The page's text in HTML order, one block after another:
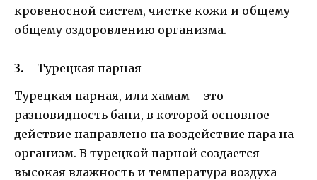
кровеносной систем, чистке кожи и общему
общему оздоровлению организма.
Турецкая парная
Турецкая парная, или хамам – это
разновидность бани, в которой основное
действие направлено на воздействие пара на
организм. В турецкой парной создается
высокая влажность и температура воздуха